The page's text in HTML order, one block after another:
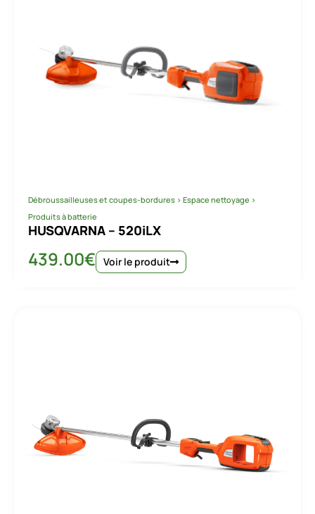
Débroussailleuses et coupes-bordures > Espace nettoyage >
Produits à batterie
HUSQVARNA – 520iLX
439.00€ Voir le produit